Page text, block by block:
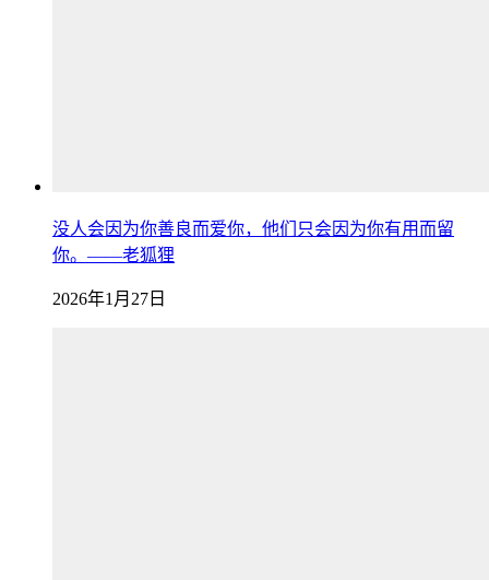
没人会因为你善良而爱你，他们只会因为你有用而留
你。——老狐狸
2026年1月27日